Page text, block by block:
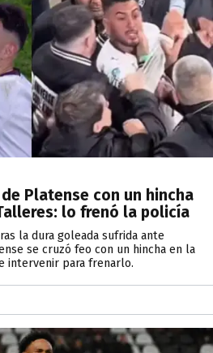
Platense con un hincha
lo frenó la policía
la dura goleada sufrida ante
se cruzó feo con un hincha en la
intervenir para frenarlo.